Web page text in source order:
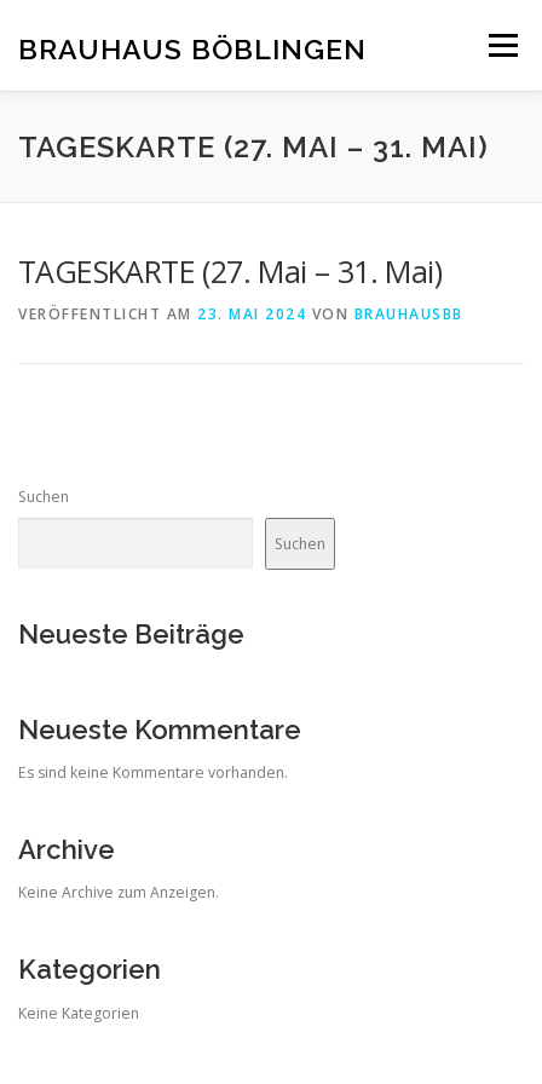
springen
BRAUHAUS BÖBLINGEN Menü
TAGESKARTE (27. MAI – 31. MAI)
TAGESKARTE (27. Mai – 31. Mai)
VERÖFFENTLICHT AM 23. MAI 2024 VON BRAUHAUSBB
Suchen
Suchen
Neueste Beiträge
Neueste Kommentare
Es sind keine Kommentare vorhanden.
Archive
Keine Archive zum Anzeigen.
Kategorien
Keine Kategorien